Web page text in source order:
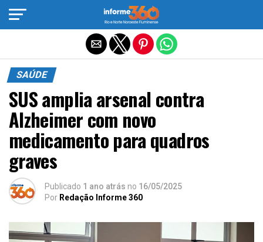
SAÚDE
SUS amplia arsenal contra
Alzheimer com novo
medicamento para quadros
graves
Publicado 1 ano atrás no 16/05/2025
Por Redação Informe 360
Sair da versão mobile